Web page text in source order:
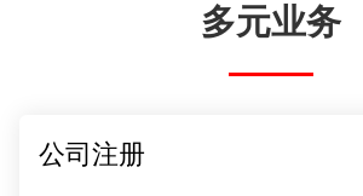
多元业务
公司注册